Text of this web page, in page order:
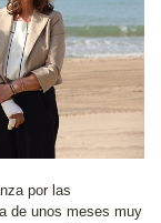
por las
de unos meses muy